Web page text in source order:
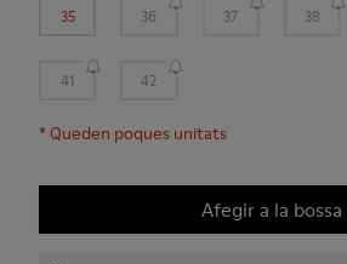
35 36 37 38
41 42
*Queden poques unitats
Afegir a la bossa